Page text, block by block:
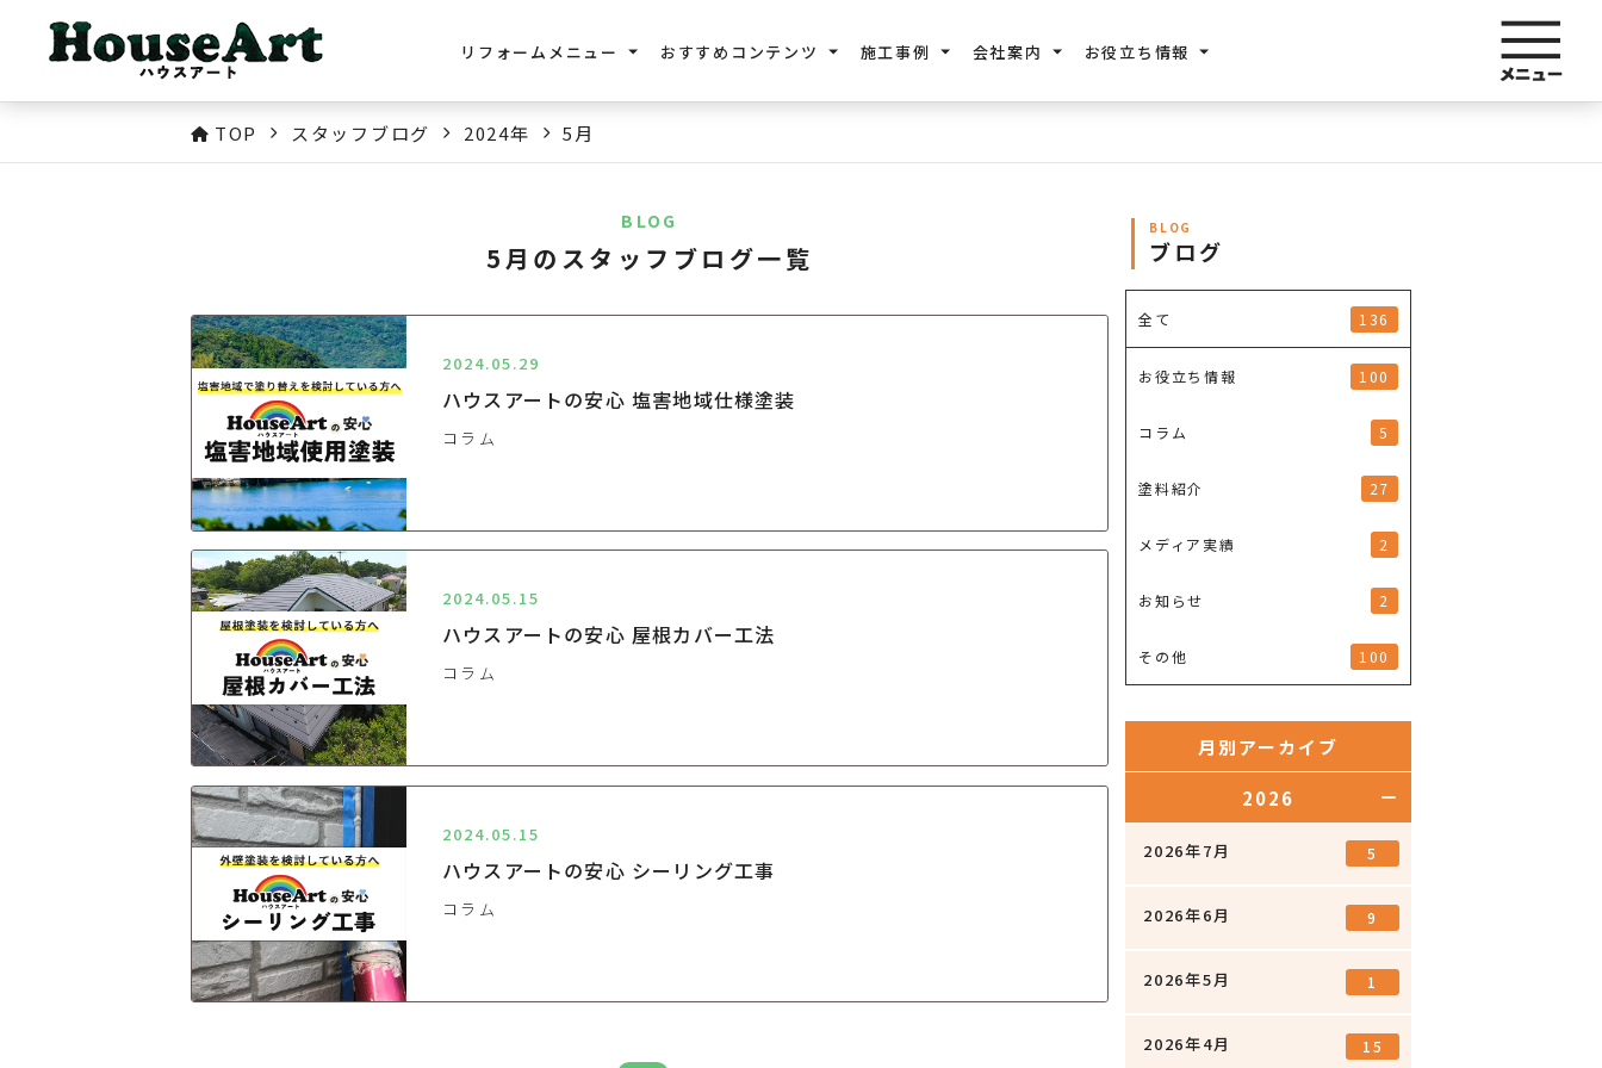
リフォームメニュー おすすめコンテンツ 施工事例 会社案内 お役立ち情報
TOP スタッフブログ 2024年 5月
BLOG
5月のスタッフブログ一覧
2024.05.29
ハウスアートの安心 塩害地域仕様塗装
コラム
2024.05.15
ハウスアートの安心 屋根カバー工法
コラム
2024.05.15
ハウスアートの安心 シーリング工事
コラム
BLOG
ブログ
全て 136
お役立ち情報 100
コラム 5
塗料紹介 27
メディア実績 2
お知らせ 2
その他 100
月別アーカイブ
2026
2026年7月 5
2026年6月 9
2026年5月 1
2026年4月 15